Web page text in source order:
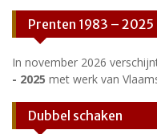
Prenten 1983 – 2025
In november 2026
- 2025 met werk van
Dubbel schaken